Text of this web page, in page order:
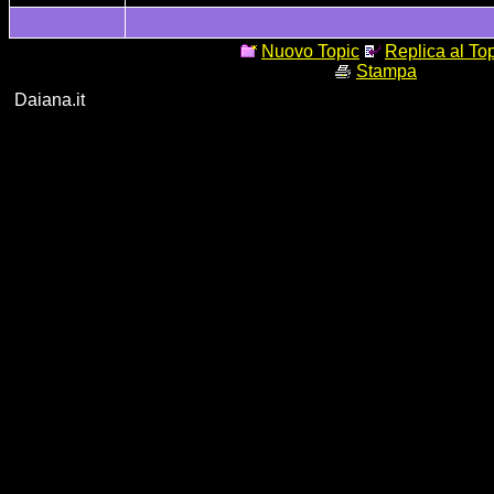
Nuovo Topic
Replica al
Stampa
Daiana.it